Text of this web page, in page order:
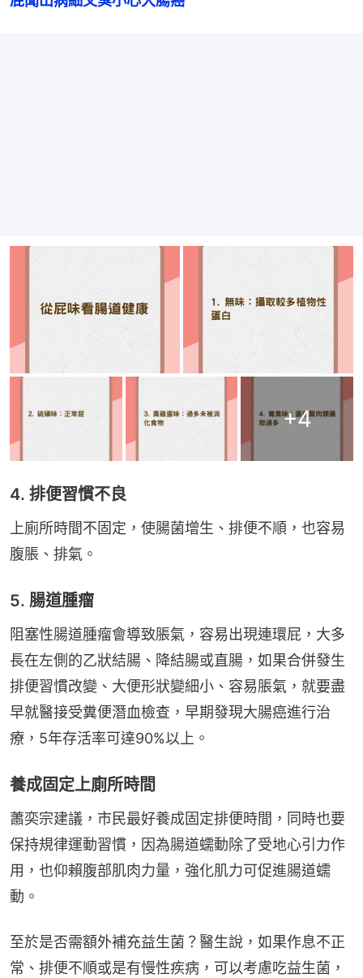
+4
4. 排便習慣不良
上廁所時間不固定，使腸菌增生、排便不順，也容易
腹脹、排氣。
5. 腸道腫瘤
阻塞性腸道腫瘤會導致脹氣，容易出現連環屁，大多
長在左側的乙狀結腸、降結腸或直腸，如果合併發生
排便習慣改變、大便形狀變細小、容易脹氣，就要盡
早就醫接受糞便潛血檢查，早期發現大腸癌進行治
療，5年存活率可達90%以上。
養成固定上廁所時間
蕭奕宗建議，市民最好養成固定排便時間，同時也要
保持規律運動習慣，因為腸道蠕動除了受地心引力作
用，也仰賴腹部肌肉力量，強化肌力可促進腸道蠕
動。
至於是否需額外補充益生菌？醫生說，如果作息不正
常、排便不順或是有慢性疾病，可以考慮吃益生菌，